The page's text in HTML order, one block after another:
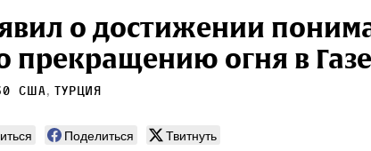
о достижении
прекращению огня в Газе
сша,Турция
Поделиться Твитнуть